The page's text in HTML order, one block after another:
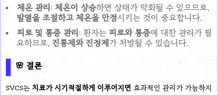
체온 관리 : 체온이 상승하면 상태가 악화될 수 있으므로,
발열을 조절하고 체온을 안정시키는 것이 중요합니다.
피로 및 통증 관리 : 환자는 피로와 통증에 대한 관리가 필
요하므로, 진통제와 진정제가 처방될 수 있습니다.
🌸 결론
SVCS는 치료가 시기적절하게 이루어지면 효과적인 관리가 가능하지